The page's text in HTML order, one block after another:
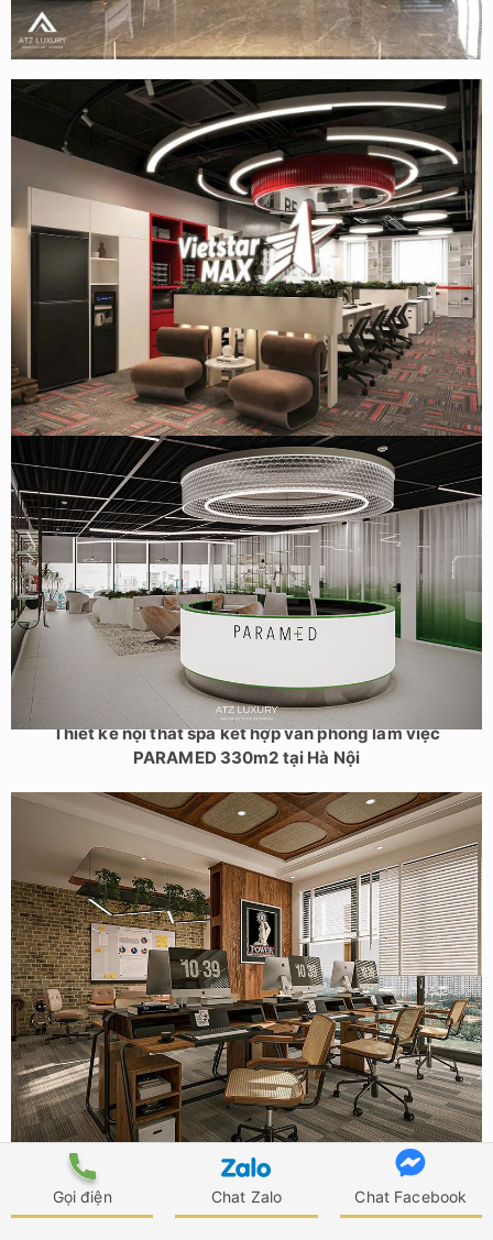
Gọi điện Chat Zalo Chat Facebook
Thiết kế văn phòng công ty công nghiệp điện Heijco tại
Hải Phòng
Thiết kế văn phòng công ty truyền thông Vietstarmax
120m2 tại Hà Nội
Thiết kế nội thất spa kết hợp văn phòng làm việc
PARAMED 330m2 tại Hà Nội
Thiết kế văn phòng cho thuê cao cấp 70m2 tại Tây Hồ, Hà
Nội